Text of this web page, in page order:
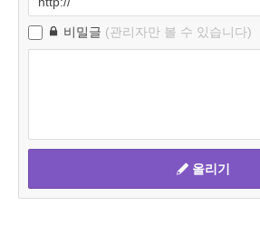
비밀글 (관리자만 볼 수 있습니다)
올리기